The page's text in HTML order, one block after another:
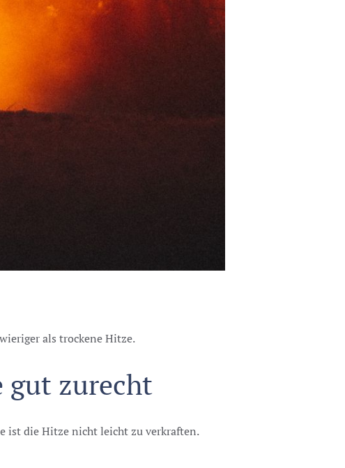
als trockene Hitze.
gut zurecht
ist die Hitze nicht leicht zu verkraften.